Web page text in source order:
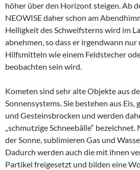
höher über den Horizont steigen. Ab
NEOWISE daher schon am
Helligkeit des Schweifsterns wird im
abnehmen, so dass er irgendwann
Hilfsmitteln wie einem Feldstecher
beobachten sein wird.
Kometen sind sehr alte Objekte aus
Sonnensystems. Sie bestehen aus Eis,
und Gesteinsbrocken und werden
„schmutzige Schneebälle“
der Sonne, sublimieren Gas und
Dadurch werden auch die mit ihnen
Partikel freigesetzt und bilden eine